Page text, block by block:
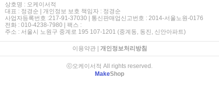
상호명 : 오케이서적
대표 : 정경순 | 개인정보 보호 책임자 : 정경순
사업자등록번호 :217-91-37030 | 통신판매업신고번호 : 2014-서울노원-0176
전화 : 010-4238-7980 | 팩스 :
주소 : 서울시 노원구 중계로 195 107-1201 (중계동, 동진, 신안아파트)
이용약관| 개인정보처리방침
ⓒ오케이서적 All rights reserved.
MakeShop